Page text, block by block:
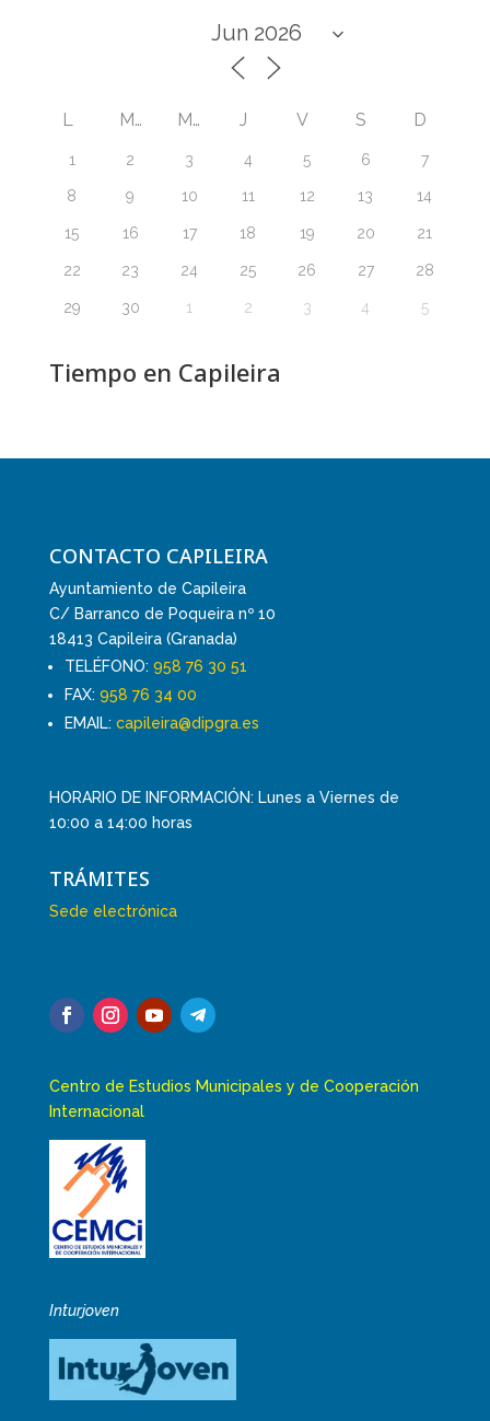
L M M J V S D
1 2 3 4 5 6 7
8 9 10 11 12 13 14
15 16 17 18 19 20 21
22 23 24 25 26 27 28
29 30 1 2 3 4 5
Tiempo en Capileira
CONTACTO CAPILEIRA
Ayuntamiento de Capileira
C/ Barranco de Poqueira nº 10
18413 Capileira (Granada)
TELÉFONO: 958 76 30 51
FAX: 958 76 34 00
EMAIL: capileira@dipgra.es
HORARIO DE INFORMACIÓN: Lunes a Viernes de
10:00 a 14:00 horas
TRÁMITES
Sede electrónica
Centro de Estudios Municipales y de Cooperación
Internacional
Inturjoven